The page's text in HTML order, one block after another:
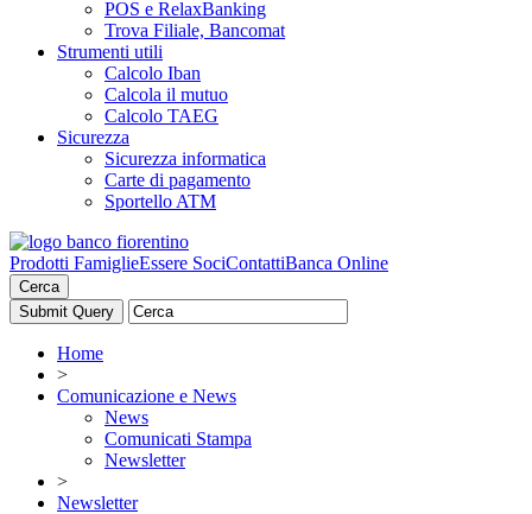
POS e RelaxBanking
Trova Filiale, Bancomat
Strumenti utili
Calcolo Iban
Calcola il mutuo
Calcolo TAEG
Sicurezza
Sicurezza informatica
Carte di pagamento
Sportello ATM
Prodotti FamiglieEssere SociContattiBanca Online
Cerca
Home
>
Comunicazione e News
News
Comunicati Stampa
Newsletter
>
Newsletter